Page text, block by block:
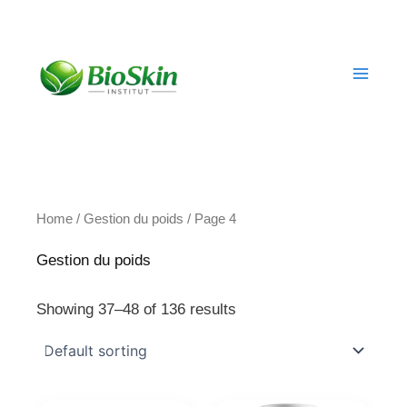
Home / Gestion du poids / Page 4
Gestion du poids
Showing 37–48 of 136 results